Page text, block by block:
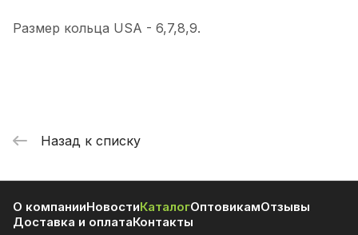
Размер кольца USA - 6,7,8,9.
Назад к списку
О компанииНовостиКаталогОптовикамОтзывы
Доставка и оплатаКонтакты